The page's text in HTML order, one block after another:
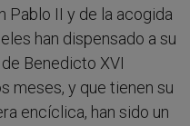
Pablo II y de la acogida
han dispensado a su
Benedicto XVI
meses, y que tienen su
encíclica, han sido un